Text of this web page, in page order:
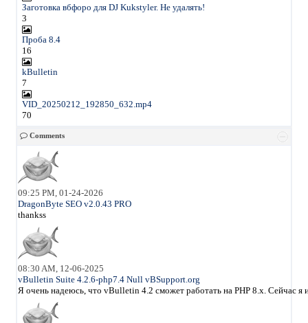
Заготовка вбфоро для DJ Kukstyler. Не удалять!
3
Проба 8.4
16
kBulletin
7
VID_20250212_192850_632.mp4
70
Comments
09:25 PM, 01-24-2026
DragonByte SEO v2.0.43 PRO
thankss
08:30 AM, 12-06-2025
vBulletin Suite 4.2.6-php7.4 Null vBSupport.org
Я очень надеюсь, что vBulletin 4.2 сможет работать на PHP 8.x. Сейчас